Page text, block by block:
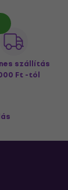
szállítás
Ft -tól